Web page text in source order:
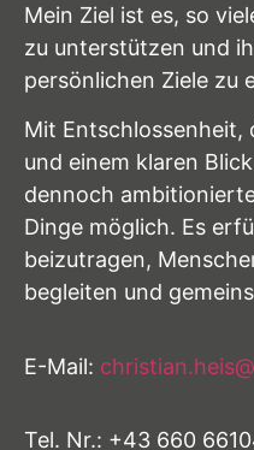
Mein Ziel ist es, so
zu unterstützen und
persönlichen Ziele zu
Mit Entschlossenheit,
und einem klaren
dennoch
Dinge möglich. Es
beizutragen,
begleiten und
E-Mail:
Tel. Nr.: +43 660